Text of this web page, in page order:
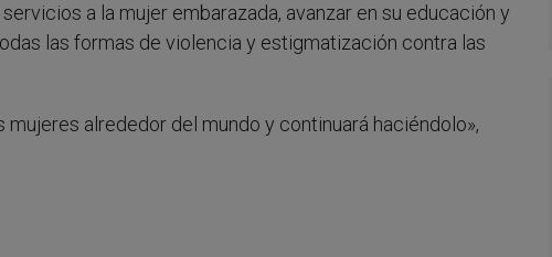
a la mujer embarazada, avanzar en su educación y
las formas de violencia y estigmatización contra las
alrededor del mundo y continuará haciéndolo»,